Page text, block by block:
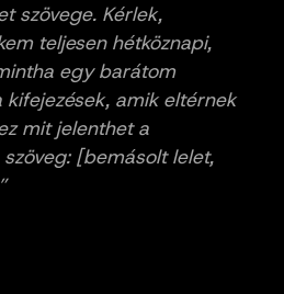
szövege. Kérlek,
teljesen hétköznapi,
egy barátom
kifejezések, amik eltérnek
mit jelenthet a
[bemásolt lelet,